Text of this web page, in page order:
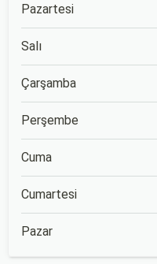
Pazartesi
Salı
Çarşamba
Perşembe
Cuma
Cumartesi
Pazar